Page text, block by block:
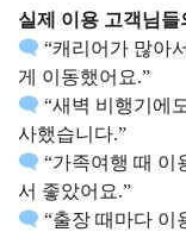
실제 이용 고객님
“캐리어가 많아
게 이동했어요.”
“새벽 비행기에
사했습니다.”
“가족여행 때 이
서 좋았어요.”
“출장 때마다 이